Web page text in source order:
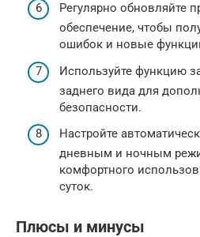
Регулярно обновляйте
обеспечение, чтобы
ошибок и новые
Используйте функцию
заднего вида для
безопасности.
Настройте
дневным и ночным
комфортного
суток.
Плюсы и минусы